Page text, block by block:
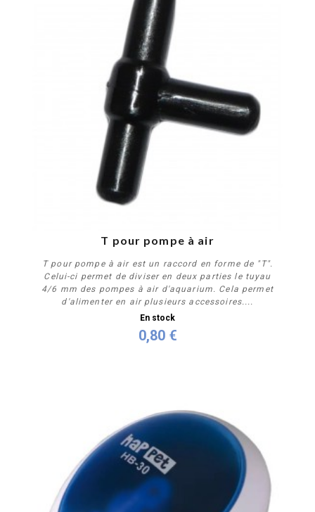
T pour pompe à air
T pour pompe à air est un raccord en forme de "T".
Celui-ci permet de diviser en deux parties le tuyau
4/6 mm des pompes à air d'aquarium. Cela permet
d'alimenter en air plusieurs accessoires....
En stock
0,80 €